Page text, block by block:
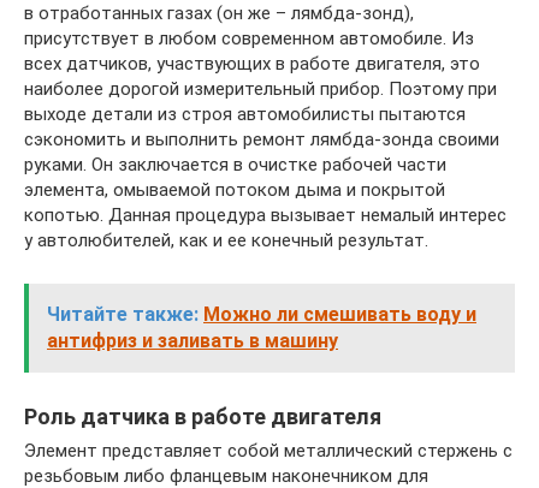
в отработанных газах (он же – лямбда-зонд),
присутствует в любом современном автомобиле. Из
всех датчиков, участвующих в работе двигателя, это
наиболее дорогой измерительный прибор. Поэтому при
выходе детали из строя автомобилисты пытаются
сэкономить и выполнить ремонт лямбда-зонда своими
руками. Он заключается в очистке рабочей части
элемента, омываемой потоком дыма и покрытой
копотью. Данная процедура вызывает немалый интерес
у автолюбителей, как и ее конечный результат.
Читайте также: Можно ли смешивать воду и
антифриз и заливать в машину
Роль датчика в работе двигателя
Элемент представляет собой металлический стержень с
резьбовым либо фланцевым наконечником для